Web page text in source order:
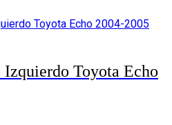
Toyota Echo